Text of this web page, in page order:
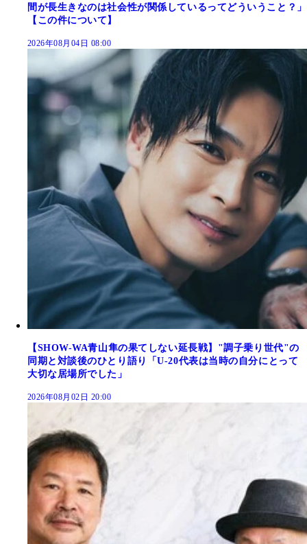
間が長生きなのは社会性が関係しているってどういうこと？」
【この件について】
2026年08月04日 08:00
【SHOW-WA青山隼の果てしない延長戦】"調子乗り世代"の
同期と対談後のひとり語り「U-20代表は当時の自分にとって
大切な居場所でした」
2026年08月02日 20:00